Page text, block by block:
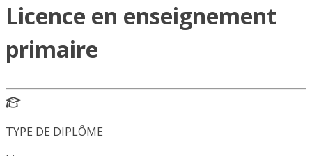
Licence en enseignement
primaire
TYPE DE DIPLÔME